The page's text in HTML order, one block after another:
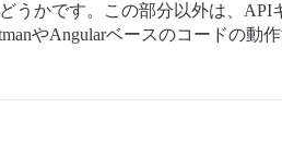
うかです。この部分以外は、
やAngularベースのコードの動